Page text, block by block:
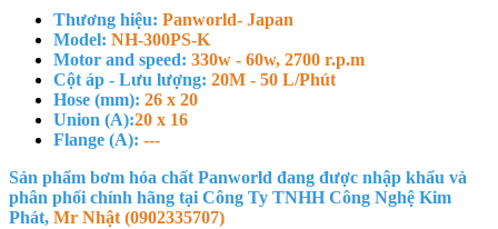
Thương hiệu: Panworld- Japan
Model: NH-300PS-K
Motor and speed: 330w - 60w, 2700 r.p.m
Cột áp - Lưu lượng: 20M - 50 L/Phút
Hose (mm): 26 x 20
Union (A):20 x 16
Flange (A): ---
Sản phẩm bơm hóa chất Panworld đang được nhập khẩu và
phân phối chính hãng tại Công Ty TNHH Công Nghệ Kim
Phát, Mr Nhật (0902335707)